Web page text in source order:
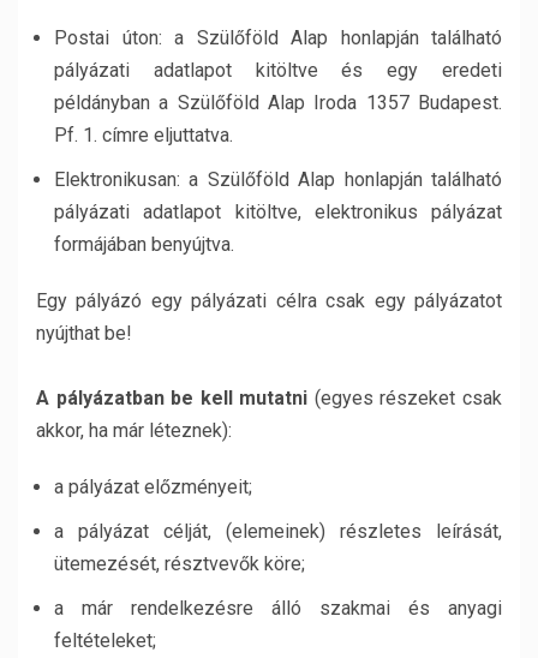
Postai úton: a Szülőföld Alap honlapján található
pályázati adatlapot kitöltve és egy eredeti
példányban a Szülőföld Alap Iroda 1357 Budapest.
Pf. 1. címre eljuttatva.
Elektronikusan: a Szülőföld Alap honlapján található
pályázati adatlapot kitöltve, elektronikus pályázat
formájában benyújtva.
Egy pályázó egy pályázati célra csak egy pályázatot
nyújthat be!
A pályázatban be kell mutatni (egyes részeket csak
akkor, ha már léteznek):
a pályázat előzményeit;
a pályázat célját, (elemeinek) részletes leírását,
ütemezését, résztvevők köre;
a már rendelkezésre álló szakmai és anyagi
feltételeket;